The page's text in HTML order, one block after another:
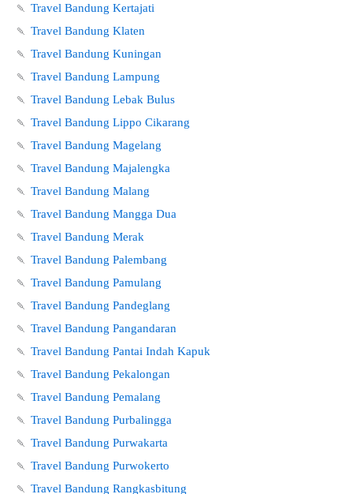
🍡 Travel Bandung Kertajati
🍡 Travel Bandung Klaten
🍡 Travel Bandung Kuningan
🍡 Travel Bandung Lampung
🍡 Travel Bandung Lebak Bulus
🍡 Travel Bandung Lippo Cikarang
🍡 Travel Bandung Magelang
🍡 Travel Bandung Majalengka
🍡 Travel Bandung Malang
🍡 Travel Bandung Mangga Dua
🍡 Travel Bandung Merak
🍡 Travel Bandung Palembang
🍡 Travel Bandung Pamulang
🍡 Travel Bandung Pandeglang
🍡 Travel Bandung Pangandaran
🍡 Travel Bandung Pantai Indah Kapuk
🍡 Travel Bandung Pekalongan
🍡 Travel Bandung Pemalang
🍡 Travel Bandung Purbalingga
🍡 Travel Bandung Purwakarta
🍡 Travel Bandung Purwokerto
🍡 Travel Bandung Rangkasbitung